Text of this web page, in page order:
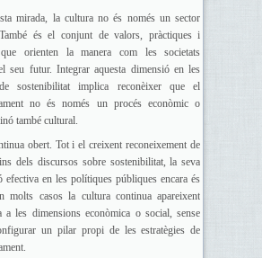
mirada, la cultura no és només un sector
és el conjunt de valors, pràctiques i
orienten la manera com les societats
seu futur. Integrar aquesta dimensió en les
sostenibilitat implica reconèixer que el
no és només un procés econòmic o
també cultural.
obert. Tot i el creixent reconeixement de
dels discursos sobre sostenibilitat, la seva
efectiva en les polítiques públiques encara és
molts casos la cultura continua apareixent
a les dimensions econòmica o social, sense
un pilar propi de les estratègies de